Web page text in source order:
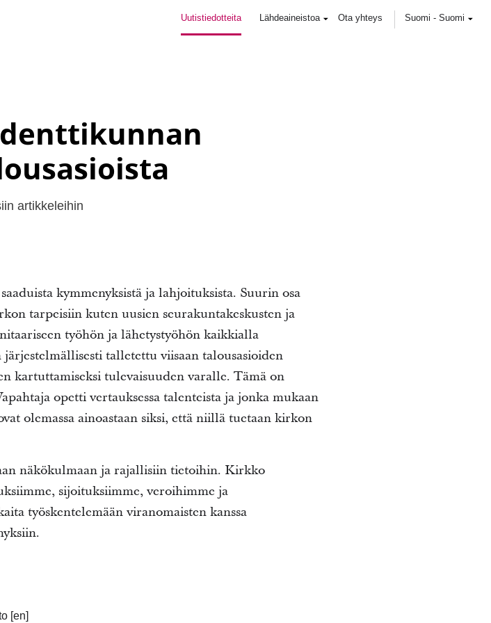
Uutistiedotteita Lähdeaineistoa Ota yhteys Suomi - Suomi
artikkeleihin
kymmenyksistä ja lahjoituksista. Suurin osa
tarpeisiin kuten uusien seurakuntakeskusten ja
työhön ja lähetystyöhön kaikkialla
talletettu viisaan talousasioiden
kartuttamiseksi tulevaisuuden varalle. Tämä on
opetti vertauksessa talenteista ja jonka mukaan
olemassa ainoastaan siksi, että niillä tuetaan kirkon
näkökulmaan ja rajallisiin tietoihin. Kirkko
sijoituksiimme, veroihimme ja
työskentelemään viranomaisten kanssa
[en]